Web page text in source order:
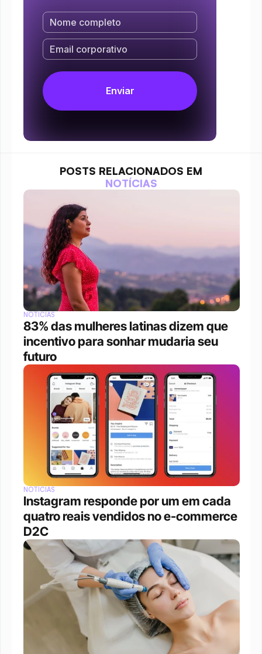
POSTS RELACIONADOS EM
NOTÍCIAS
NOTÍCIAS
83% das mulheres latinas dizem que
incentivo para sonhar mudaria seu
futuro
NOTÍCIAS
Instagram responde por um em cada
quatro reais vendidos no e-commerce
D2C